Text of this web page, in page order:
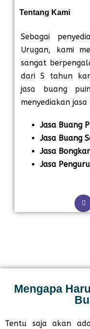
Tentang Kami
Sebagai
Urugan, kami
sangat
dari 5 tahun
jasa buang
menyediakan
Jasa Buang
Jasa Buang
Jasa
Jasa
Mengapa
Tentu saja akan